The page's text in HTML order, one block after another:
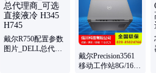
普工作站、联想商用电脑、超聚变服务器、芯变
站、元脑服务器、GPU服务器、AI服务器、国
戴尔R750配置参数
图片_DELL总代理
戴尔Precision3561
移动工作站8G/16G